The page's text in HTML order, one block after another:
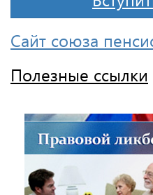
Сайт союза
Полезные ссылки